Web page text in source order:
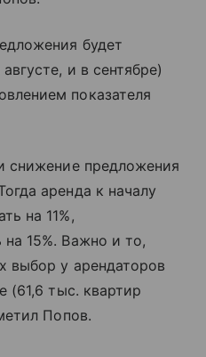
будет
и в сентябре)
показателя
снижение предложения
аренда к началу
на 11%,
15%. Важно и то,
выбор у арендаторов
(61,6 тыс. квартир
Попов.